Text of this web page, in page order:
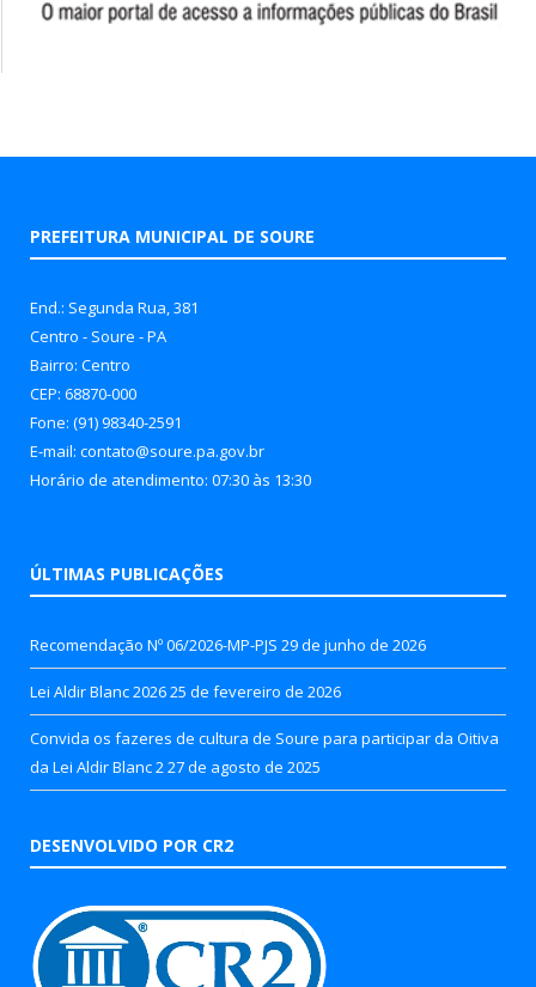
PREFEITURA MUNICIPAL DE SOURE
End.: Segunda Rua, 381
Centro - Soure - PA
Bairro: Centro
CEP: 68870-000
Fone: (91) 98340-2591
E-mail: contato@soure.pa.gov.br
Horário de atendimento: 07:30 às 13:30
ÚLTIMAS PUBLICAÇÕES
Recomendação Nº 06/2026-MP-PJS 29 de junho de 2026
Lei Aldir Blanc 202625 de fevereiro de 2026
Convida os fazeres de cultura de Soure para participar da Oitiva
da Lei Aldir Blanc 2 27 de agosto de 2025
DESENVOLVIDO POR CR2